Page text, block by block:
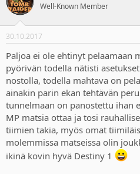
Well-Known Member
30.10.2017
Paljoa ei ole ehtinyt pelaamaan
pyörivän todella nätisti
nostolla, todella mahtava on
ainakin parin ekan tehtävän
tunnelmaan on panostettu ihan
MP matsia ottaa ja tosi
tiimien takia, myös omat
molemmissa matseissa olin
ikinä kovin hyvä Destiny 1